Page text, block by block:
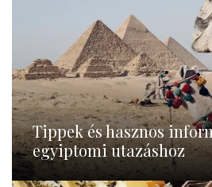
Tippek és hasznos
egyiptomi utazáshoz